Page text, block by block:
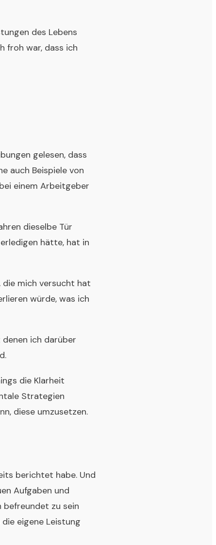
des Lebens
froh war, dass ich
gelesen, dass
auch Beispiele von
einem Arbeitgeber
dieselbe Tür
hätte, hat in
mich versucht hat
würde, was ich
denen ich darüber
die Klarheit
Strategien
diese umzusetzen.
berichtet habe. Und
Aufgaben und
befreundet zu sein
eigene Leistung